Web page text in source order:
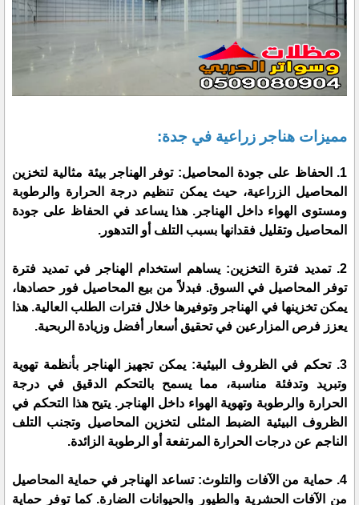
مميزات هناجر زراعية في جدة:
1. الحفاظ على جودة المحاصيل: توفر الهناجر بيئة مثالية لتخزين
المحاصيل الزراعية، حيث يمكن تنظيم درجة الحرارة والرطوبة
ومستوى الهواء داخل الهناجر. هذا يساعد في الحفاظ على جودة
المحاصيل وتقليل فقدانها بسبب التلف أو التدهور.
2. تمديد فترة التخزين: يساهم استخدام الهناجر في تمديد فترة
توفر المحاصيل في السوق. فبدلاً من بيع المحاصيل فور حصادها،
يمكن تخزينها في الهناجر وتوفيرها خلال فترات الطلب العالية. هذا
يعزز فرص المزارعين في تحقيق أسعار أفضل وزيادة الربحية.
3. تحكم في الظروف البيئية: يمكن تجهيز الهناجر بأنظمة تهوية
وتبريد وتدفئة مناسبة، مما يسمح بالتحكم الدقيق في درجة
الحرارة والرطوبة وتهوية الهواء داخل الهناجر. يتيح هذا التحكم في
الظروف البيئية الضبط المثلى لتخزين المحاصيل وتجنب التلف
الناجم عن درجات الحرارة المرتفعة أو الرطوبة الزائدة.
4. حماية من الآفات والتلوث: تساعد الهناجر في حماية المحاصيل
من الآفات الحشرية والطيور والحيوانات الضارة. كما توفر حماية